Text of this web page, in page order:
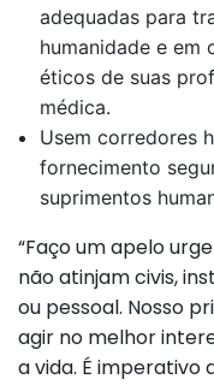
adequadas para
humanidade e em
éticos de suas
médica.
Usem corredores
fornecimento
suprimentos
“Faço um apelo
não atinjam civis,
ou pessoal. Nosso
agir no melhor
a vida. É imperativo